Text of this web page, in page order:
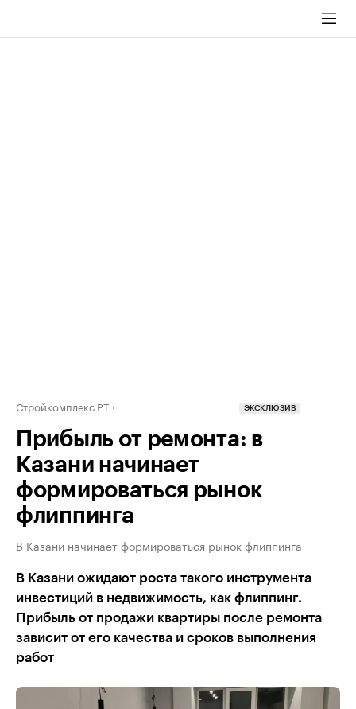
Стройкомплекс РТ ЭКСКЛЮЗИВ
Прибыль от ремонта: в
Казани начинает
формироваться рынок
флиппинга
В Казани начинает формироваться рынок флиппинга
В Казани ожидают роста такого инструмента
инвестиций в недвижимость, как флиппинг.
Прибыль от продажи квартиры после ремонта
зависит от его качества и сроков выполнения
работ